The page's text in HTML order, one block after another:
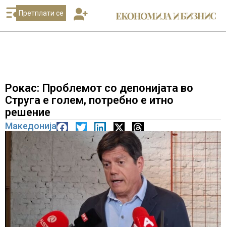
Претплати се
Рокас: Проблемот со депонијата во
Струга е голем, потребно е итно
решение
Македонија